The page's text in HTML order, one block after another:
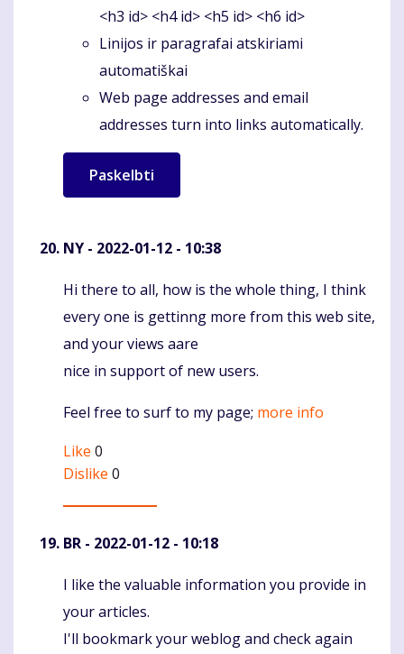
<h3 id> <h4 id> <h5 id> <h6 id>
Linijos ir paragrafai atskiriami
automatiškai
Web page addresses and email
addresses turn into links automatically.
NY - 2022-01-12 - 10:38
Komentaras
Hi there to all, how is the whole thing, I think
every one is gettinng more from this web site,
and your views aare
nice in support of new users.
Feel free to surf to my page; more info
Like 0
Dislike 0
BR - 2022-01-12 - 10:18
Komentaras
I like the valuable information you provide in
your articles.
I'll bookmark your weblog and check again